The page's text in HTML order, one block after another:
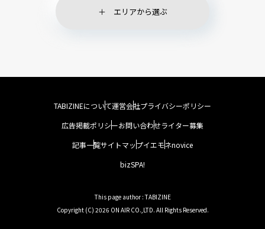
エリアから選ぶ
TABIZINEについて運営会社プライバシーポリシー
広告掲載ポリシーお問い合わせライター募集
記事一覧サイトマップイエモネnovice
bizSPA!
This page author : TABIZINE
Copyright (C) 2026 ON AIR CO.,LTD. All Rights Reserved.